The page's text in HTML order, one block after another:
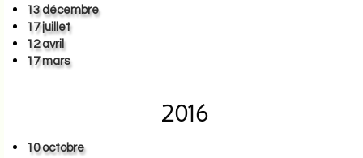
13 décembre
17 juillet
12 avril
17 mars
2016
10 octobre